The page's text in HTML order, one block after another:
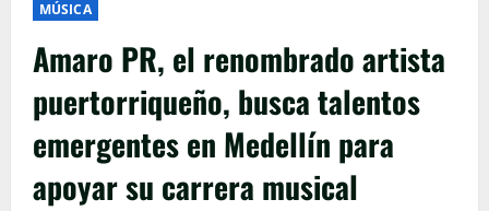
MÚSICA
Amaro PR, el renombrado artista
puertorriqueño, busca talentos
emergentes en Medellín para
apoyar su carrera musical